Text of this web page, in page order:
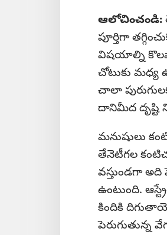
ఆలోచించండి:
పూర్తిగా
విషయాల్ని
చోటుకు మధ్య
చాలా
దానిమీద దృష్టి
మనుషులు
తేనెటీగల
వస్తుండగా
ఉంటుంది.
కిందికి
పెరుగుతున్న